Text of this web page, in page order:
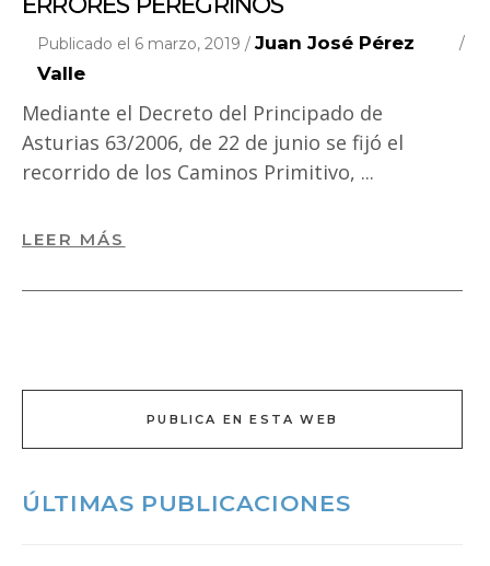
Publicado el 6 marzo, 2019 / Juan José Pérez
Valle
Mediante el Decreto del Principado de
Asturias 63/2006, de 22 de junio se fijó el
recorrido de los Caminos Primitivo,
LEER MÁS
PUBLICA EN ESTA WEB
ÚLTIMAS PUBLICACIONES